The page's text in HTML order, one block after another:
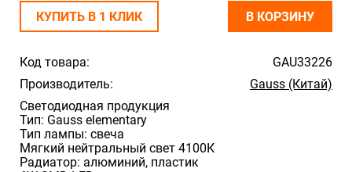
Код товара:
GAU33226
Производитель:
Gauss (Китай)
Светодиодная продукция
Тип: Gauss elementary
Тип лампы: свеча
Мягкий нейтральный свет 4100К
Радиатор: алюминий, пластик
КУПИТЬ В 1 КЛИК В КОРЗИНУ